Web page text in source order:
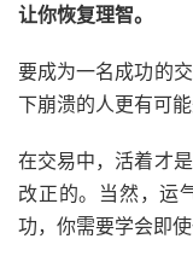
让你恢复理智。
要成为一名成功的
下崩溃的人更有可能
在交易中，活着才
改正的。当然，运
功，你需要学会即